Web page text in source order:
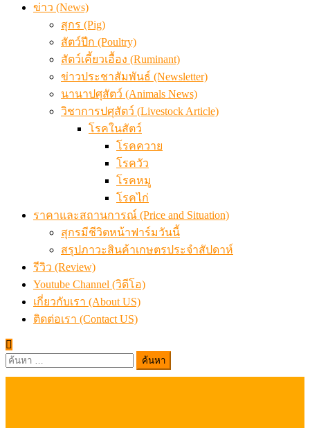
ข่าว (News)
สุกร (Pig)
สัตว์ปีก (Poultry)
สัตว์เคี้ยวเอื้อง (Ruminant)
ข่าวประชาสัมพันธ์ (Newsletter)
นานาปศุสัตว์ (Animals News)
วิชาการปศุสัตว์ (Livestock Article)
โรคในสัตว์
โรคควาย
โรควัว
โรคหมู
โรคไก่
ราคาและสถานการณ์ (Price and Situation)
สุกรมีชีวิตหน้าฟาร์มวันนี้
สรุปภาวะสินค้าเกษตรประจำสัปดาห์
รีวิว (Review)
Youtube Channel (วิดีโอ)
เกี่ยวกับเรา (About US)
ติดต่อเรา (Contact US)
ค้นหา
สำหรับ: